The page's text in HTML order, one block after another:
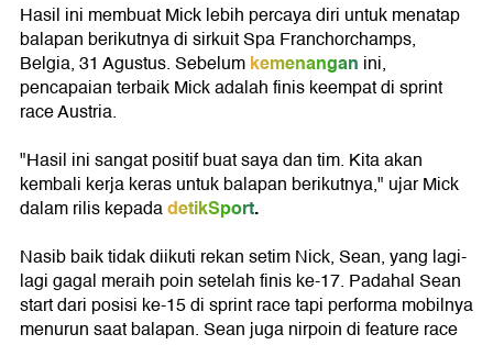
Hasil ini membuat Mick lebih percaya diri untuk menatap
balapan berikutnya di sirkuit Spa Franchorchamps,
Belgia, 31 Agustus. Sebelumkemenangan ini,
pencapaian terbaik Mick adalah finis keempat di sprint
race Austria.
"Hasil ini sangat positif buat saya dan tim. Kita akan
kembali kerja keras untuk balapan berikutnya," ujar Mick
dalam rilis kepadadetikSport.
Nasib baik tidak diikuti rekan setim Nick, Sean, yang lagi-
lagi gagal meraih poin setelah finis ke-17. Padahal Sean
start dari posisi ke-15 di sprint race tapi performa mobilnya
menurun saat balapan. Sean juga nirpoin di feature race